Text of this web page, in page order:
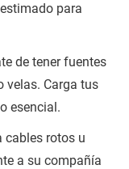
para
de tener fuentes
velas. Carga tus
esencial.
cables rotos u
a su compañía